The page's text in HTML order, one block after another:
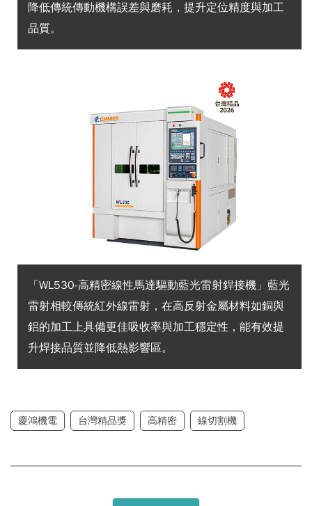
降低傳統傳動機構誤差與磨耗，提升定位精度與加工
品質。
「WL530-高精密線性馬達驅動藍光雷射銲接機」藍光
雷射相較傳統紅外線雷射，在高反射金屬材料如銅與
鋁的加工上具備更佳吸收率與加工穩定性，能有效提
升焊接品質並降低熱影響區。
慶鴻機電 台灣精品獎 高精密 線切割機